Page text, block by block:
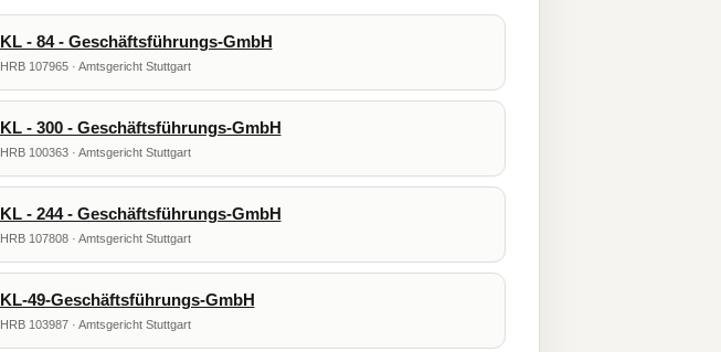
KL - 84 - Geschäftsführungs-GmbH
HRB 107965 · Amtsgericht Stuttgart
KL - 300 - Geschäftsführungs-GmbH
HRB 100363 · Amtsgericht Stuttgart
KL - 244 - Geschäftsführungs-GmbH
HRB 107808 · Amtsgericht Stuttgart
KL-49-Geschäftsführungs-GmbH
HRB 103987 · Amtsgericht Stuttgart